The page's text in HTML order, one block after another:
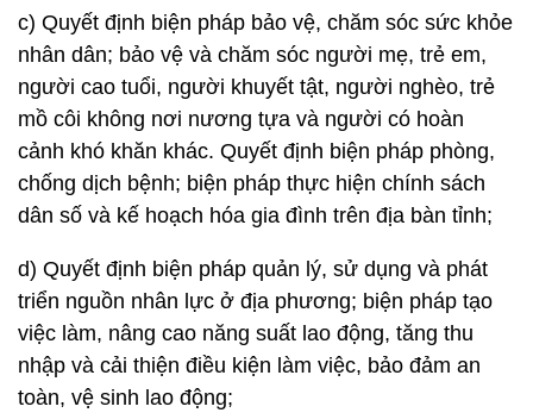
c) Quyết định biện pháp bảo vệ, chăm sóc sức khỏe
nhân dân; bảo vệ và chăm sóc người mẹ, trẻ em,
người cao tuổi, người khuyết tật, người nghèo, trẻ
mồ côi không nơi nương tựa và người có hoàn
cảnh khó khăn khác. Quyết định biện pháp phòng,
chống dịch bệnh; biện pháp thực hiện chính sách
dân số và kế hoạch hóa gia đình trên địa bàn tỉnh;
d) Quyết định biện pháp quản lý, sử dụng và phát
triển nguồn nhân lực ở địa phương; biện pháp tạo
việc làm, nâng cao năng suất lao động, tăng thu
nhập và cải thiện điều kiện làm việc, bảo đảm an
toàn, vệ sinh lao động;